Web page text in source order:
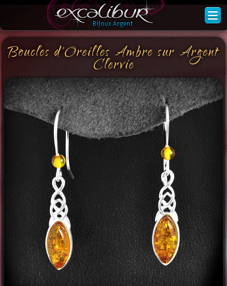
Boucles d'Oreilles Ambre sur Argent
Clervie